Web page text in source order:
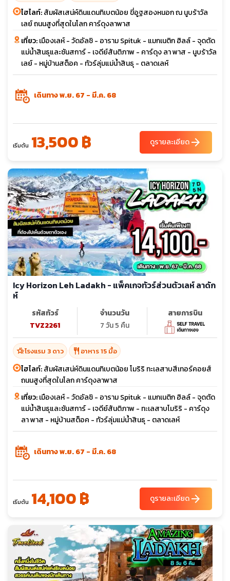
ไฮไลท์:สัมผัสเสน่ห์ดินแดนทิเบตน้อย ขี่อูฐสองหนอก ณ นูบร้าวัล
เลย์ ถนนสูงที่สุดในโลก คาร์ดุงลาพาส
เที่ยว:เมืองเลห์ - วัดอัลชิ - อาราม Spituk - แมกเนติก ฮิลล์ - จุดตัด
แม่น้ำสินธุและซันสการ์ - เจดีย์สันติภาพ - คาร์ดุง ลา พาส - นูบร้าวัล
เลย์ - หมู่บ้านสต็อค - ทัวร์ลุ่มแม่น้ำสินธุ - ตลาดเลห์
เดินทาง พ.ย. 67 - มี.ค. 68
เริ่มต้น 13,500 ฿ ดูรายละเอียดarrow_forward
Icy Horizon Leh Ladakh - แพ็คเกจทัวร์ส่วนตัวเลห์ ลาดัก
ห์
รหัสทัวร์
TVZ2261
จำนวนวัน
7 วัน 5 คืน
สายการบิน
hotel_classโรงแรม 3 ดาว restaurant อาหาร 15 มื้อ
ไฮไลท์:สัมผัสเสน่ห์ดินแดนทิเบตน้อย โมริริ ทะเลสาบสีเทอร์คอยส์
ถนนสูงที่สุดในโลก คาร์ดุงลาพาส
เที่ยว:เมืองเลห์ - วัดอัลชิ - อาราม Spituk - แมกเนติก ฮิลล์ - จุดตัด
แม่น้ำสินธุและซันสการ์ - เจดีย์สันติภาพ - ทะเลสาบโมริริ - คาร์ดุง
ลา พาส - หมู่บ้านสต็อค - ทัวร์ลุ่มแม่น้ำสินธุ - ตลาดเลห์
เดินทาง พ.ย. 67 - มี.ค. 68
เริ่มต้น 14,100 ฿ ดูรายละเอียดarrow_forward